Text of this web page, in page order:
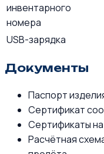
инвентарного
номера
USB-зарядка
Документы
Паспорт
Сертификат
Сертификаты
Расчётная